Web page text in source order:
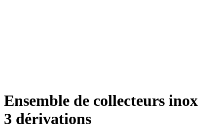
Ensemble de collecteurs inox
3 dérivations